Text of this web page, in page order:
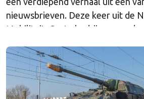
nieuwsbrieven. Deze keer uit de
Mobiliteit. Grote bedrijven
zijn volgens Nederland echter